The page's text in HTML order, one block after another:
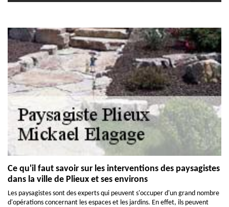
Ce qu'il faut savoir sur les interventions des paysagistes
dans la ville de Plieux et ses environs
Les paysagistes sont des experts qui peuvent s'occuper d'un grand nombre
d'opérations concernant les espaces et les jardins. En effet, ils peuvent